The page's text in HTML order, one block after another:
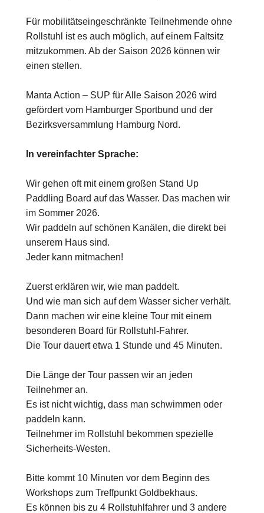
Für mobilitätseingeschränkte Teilnehmende ohne
Rollstuhl ist es auch möglich, auf einem Faltsitz
mitzukommen. Ab der Saison 2026 können wir
einen stellen.
Manta Action – SUP für Alle Saison 2026 wird
gefördert vom Hamburger Sportbund und der
Bezirksversammlung Hamburg Nord.
In vereinfachter Sprache:
Wir gehen oft mit einem großen Stand Up
Paddling Board auf das Wasser. Das machen wir
im Sommer 2026.
Wir paddeln auf schönen Kanälen, die direkt bei
unserem Haus sind.
Jeder kann mitmachen!
Zuerst erklären wir, wie man paddelt.
Und wie man sich auf dem Wasser sicher verhält.
Dann machen wir eine kleine Tour mit einem
besonderen Board für Rollstuhl-Fahrer.
Die Tour dauert etwa 1 Stunde und 45 Minuten.
Die Länge der Tour passen wir an jeden
Teilnehmer an.
Es ist nicht wichtig, dass man schwimmen oder
paddeln kann.
Teilnehmer im Rollstuhl bekommen spezielle
Sicherheits-Westen.
Bitte kommt 10 Minuten vor dem Beginn des
Workshops zum Treffpunkt Goldbekhaus.
Es können bis zu 4 Rollstuhlfahrer und 3 andere